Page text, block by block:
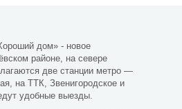
дом» - новое
районе, на севере
две станции метро —
на ТТК, Звенигородское и
удобные выезды.